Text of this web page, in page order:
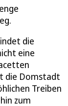
die
eine
die Domstadt
Treiben
zum